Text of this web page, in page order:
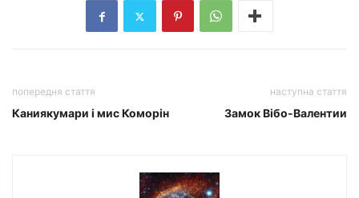
попередня стаття
Каниякумари і мис Коморін
наступна стаття
Замок Вібо-Валентии